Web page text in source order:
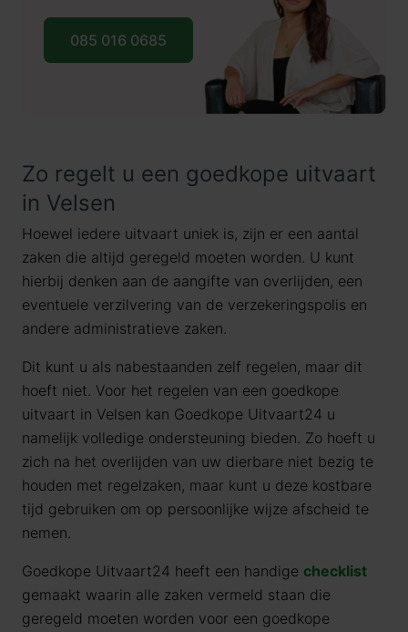
085 016 0685
Zo regelt u een goedkope uitvaart
in Velsen
Hoewel iedere uitvaart uniek is, zijn er een aantal
zaken die altijd geregeld moeten worden. U kunt
hierbij denken aan de aangifte van overlijden, een
eventuele verzilvering van de verzekeringspolis en
andere administratieve zaken.
Dit kunt u als nabestaanden zelf regelen, maar dit
hoeft niet. Voor het regelen van een goedkope
uitvaart in Velsen kan Goedkope Uitvaart24 u
namelijk volledige ondersteuning bieden. Zo hoeft u
zich na het overlijden van uw dierbare niet bezig te
houden met regelzaken, maar kunt u deze kostbare
tijd gebruiken om op persoonlijke wijze afscheid te
nemen.
Goedkope Uitvaart24 heeft een handige checklist
gemaakt waarin alle zaken vermeld staan die
geregeld moeten worden voor een goedkope